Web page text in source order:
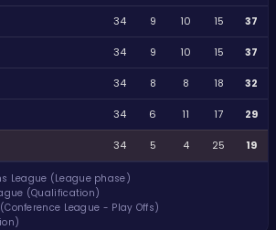
34 9 10 15 37
34 9 10 15 37
34 8 8 18 32
34 6 11 17 29
34 5 4 25 19
League (League phase)
(Qualification)
League - Play Offs)